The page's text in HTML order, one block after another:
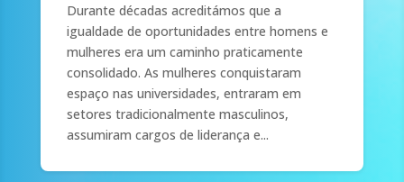
Durante décadas acreditámos que a
igualdade de oportunidades entre homens e
mulheres era um caminho praticamente
consolidado. As mulheres conquistaram
espaço nas universidades, entraram em
setores tradicionalmente masculinos,
assumiram cargos de liderança e...